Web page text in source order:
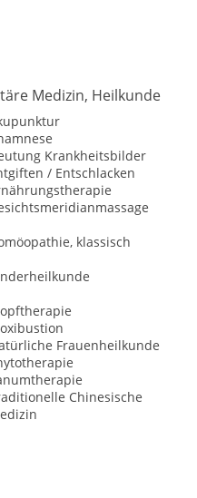
Medizin, Heilkunde
Krankheitsbilder
/ Entschlacken
klassisch
Frauenheilkunde
Chinesische